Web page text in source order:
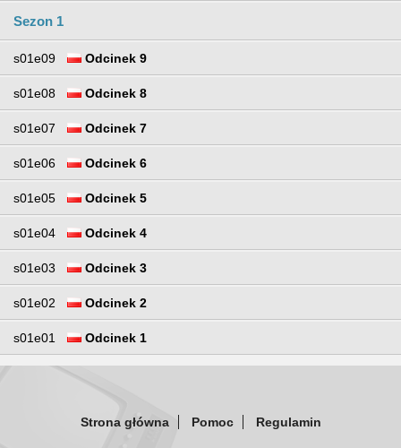
Sezon 1
s01e09 Odcinek 9
s01e08 Odcinek 8
s01e07 Odcinek 7
s01e06 Odcinek 6
s01e05 Odcinek 5
s01e04 Odcinek 4
s01e03 Odcinek 3
s01e02 Odcinek 2
s01e01 Odcinek 1
Strona główna Pomoc Regulamin